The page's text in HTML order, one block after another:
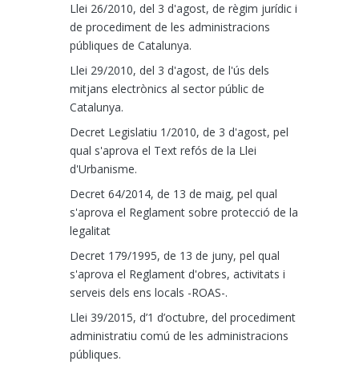
Llei 26/2010, del 3 d'agost, de règim jurídic i
de procediment de les administracions
públiques de Catalunya.
Llei 29/2010, del 3 d'agost, de l'ús dels
mitjans electrònics al sector públic de
Catalunya.
Decret Legislatiu 1/2010, de 3 d'agost, pel
qual s'aprova el Text refós de la Llei
d'Urbanisme.
Decret 64/2014, de 13 de maig, pel qual
s'aprova el Reglament sobre protecció de la
legalitat
Decret 179/1995, de 13 de juny, pel qual
s'aprova el Reglament d'obres, activitats i
serveis dels ens locals -ROAS-.
Llei 39/2015, d’1 d’octubre, del procediment
administratiu comú de les administracions
públiques.